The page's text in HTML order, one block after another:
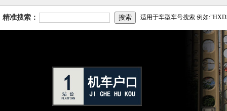
精准搜索： 适用于车型车号搜索 例如